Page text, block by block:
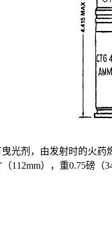
光剂，由发射时的火
112mm），重0.75磅（